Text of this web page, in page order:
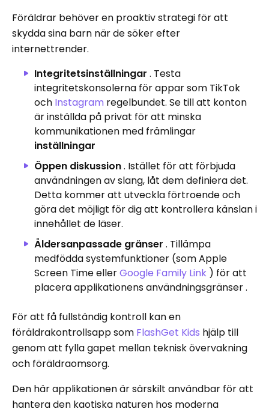
Föräldrar behöver en proaktiv strategi för att
skydda sina barn när de söker efter
internettrender.
Integritetsinställningar . Testa
integritetskonsolerna för appar som TikTok
och Instagram regelbundet. Se till att konton
är inställda på privat för att minska
kommunikationen med främlingar
inställningar
Öppen diskussion. Istället för att förbjuda
användningen av slang, låt dem definiera det.
Detta kommer att utveckla förtroende och
göra det möjligt för dig att kontrollera känslan i
innehållet de läser.
Åldersanpassade gränser . Tillämpa
medfödda systemfunktioner (som Apple
Screen Time ellerGoogle Family Link ) för att
placera applikationens användningsgränser .
För att få fullständig kontroll kan en
föräldrakontrollsapp som FlashGet Kids hjälp till
genom att fylla gapet mellan teknisk övervakning
och föräldraomsorg.
Den här applikationen är särskilt användbar för att
hantera den kaotiska naturen hos moderna